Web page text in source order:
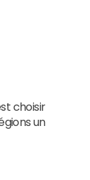
choisir
un